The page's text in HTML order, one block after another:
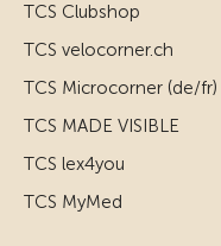
TCS Clubshop
TCS velocorner.ch
TCS Microcorner (de/fr)
TCS MADE VISIBLE
TCS lex4you
TCS MyMed